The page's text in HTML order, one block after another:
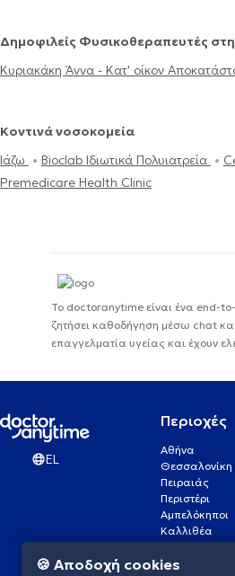
Δημοφιλείς Φυσικοθεραπευτές
Κυριακάκη Άννα - Κατ' οίκον
Κοντινά νοσοκομεία
Ιάζω
Bioclab Ιδιωτικά Πολυιατρεία
Premedicare Health Clinic
Το doctoranytime είναι ένα end-to-
ζητήσει καθοδήγηση μέσω chat
επαγγελματία υγείας και έχουν
EL
Περιοχές
Αθήνα
Θεσσαλονίκη
Πειραιάς
Περιστέρι
Αμπελόκηποι
Καλλιθέα
Γλυφάδα
🍪 Αποδοχή cookies